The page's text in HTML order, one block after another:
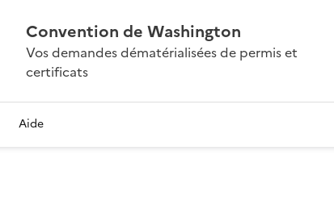
Convention de Washington
Vos demandes dématérialisées de permis et
certificats
Aide